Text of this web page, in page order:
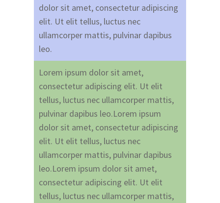
dolor sit amet, consectetur adipiscing
elit. Ut elit tellus, luctus nec
ullamcorper mattis, pulvinar dapibus
leo.
Lorem ipsum dolor sit amet,
consectetur adipiscing elit. Ut elit
tellus, luctus nec ullamcorper mattis,
pulvinar dapibus leo.Lorem ipsum
dolor sit amet, consectetur adipiscing
elit. Ut elit tellus, luctus nec
ullamcorper mattis, pulvinar dapibus
leo.Lorem ipsum dolor sit amet,
consectetur adipiscing elit. Ut elit
tellus, luctus nec ullamcorper mattis,